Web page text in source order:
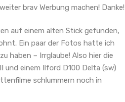
brav Werbung machen! Danke!
auf einem alten Stick gefunden,
Ein paar der Fotos hatte ich
haben – Irrglaube! Also hier die
und einem Ilford D100 Delta (sw)
schlummern noch in